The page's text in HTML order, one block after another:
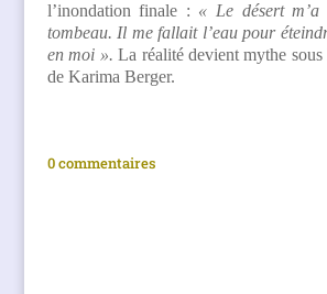
l’inondation finale : « Le désert
tombeau. Il me fallait l’eau pour
en moi ». La réalité devient mythe
de Karima Berger.
0 commentaires